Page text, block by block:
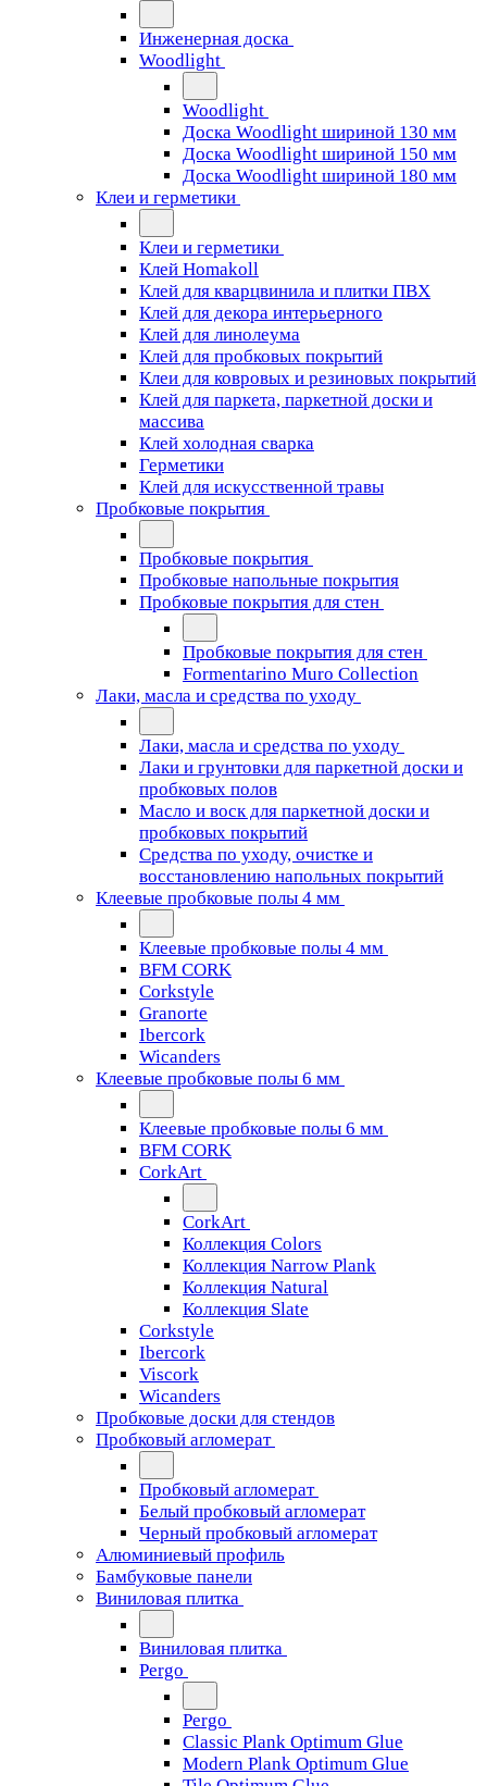
Инженерная доска
Woodlight
Woodlight
Доска Woodlight шириной 130 мм
Доска Woodlight шириной 150 мм
Доска Woodlight шириной 180 мм
Клеи и герметики
Клеи и герметики
Клей Homakoll
Клей для кварцвинила и плитки ПВХ
Клей для декора интерьерного
Клей для линолеума
Клей для пробковых покрытий
Клеи для ковровых и резиновых покрытий
Клей для паркета, паркетной доски и
массива
Клей холодная сварка
Герметики
Клей для искусственной травы
Пробковые покрытия
Пробковые покрытия
Пробковые напольные покрытия
Пробковые покрытия для стен
Пробковые покрытия для стен
Formentarino Muro Collection
Лаки, масла и средства по уходу
Лаки, масла и средства по уходу
Лаки и грунтовки для паркетной доски и
пробковых полов
Масло и воск для паркетной доски и
пробковых покрытий
Средства по уходу, очистке и
восстановлению напольных покрытий
Клеевые пробковые полы 4 мм
Клеевые пробковые полы 4 мм
BFM CORK
Corkstyle
Granorte
Ibercork
Wicanders
Клеевые пробковые полы 6 мм
Клеевые пробковые полы 6 мм
BFM CORK
CorkArt
CorkArt
Коллекция Colors
Коллекция Narrow Plank
Коллекция Natural
Коллекция Slate
Corkstyle
Ibercork
Viscork
Wicanders
Пробковые доски для стендов
Пробковый агломерат
Пробковый агломерат
Белый пробковый агломерат
Черный пробковый агломерат
Алюминиевый профиль
Бамбуковые панели
Виниловая плитка
Виниловая плитка
Pergo
Pergo
Classic Plank Optimum Glue
Modern Plank Optimum Glue